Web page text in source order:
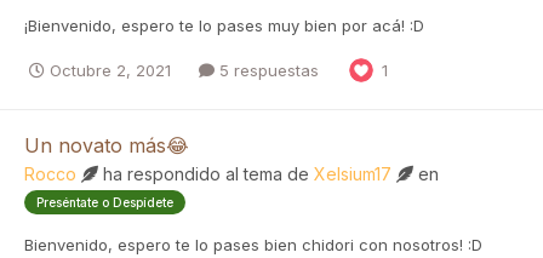
¡Bienvenido, espero te lo pases muy bien por acá! :D
Octubre 2, 2021 5 respuestas 1
Un novato más😂
Rocco ha respondido al tema de Xelsium17 en
Preséntate o Despídete
Bienvenido, espero te lo pases bien chidori con nosotros! :D